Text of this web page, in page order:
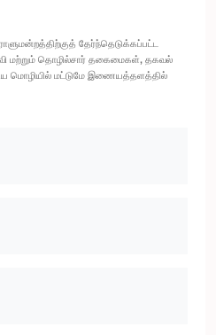
தேர்ந்தெடுக்கப்பட்ட
மற்றும் தொழில்சார் தகைமைகள், தகவல்
மொழியில் மட்டுமே இணையத்தளத்தில்